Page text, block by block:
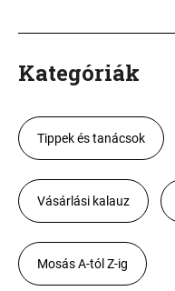
Kategóriák
Tippek és tanácsok
Vásárlási kalauz
Mosás A-tól Z-ig